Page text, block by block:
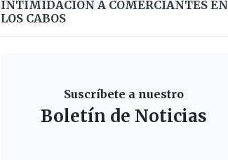
INTIMIDACIÓN A COMERCIANTES EN
LOS CABOS
Suscríbete a nuestro
Boletín de Noticias